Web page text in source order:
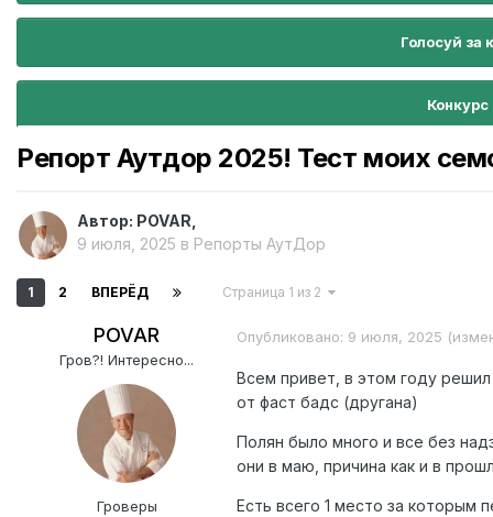
Голосуй
Репорт Аутдор 2025! Тест моих
Автор: POVAR
9 июля, 2025 в Репорты АутДор
1 2 ВПЕРЁД Страница 1 из 2
POVAR
Гров?! Интересно...
Гроверы
Опубликовано: 9 июля, 2025
Всем привет, в этом году
от фаст бадс (другана)
Полян было много и все без
они в маю, причина как и в
Есть всего 1 место за которым